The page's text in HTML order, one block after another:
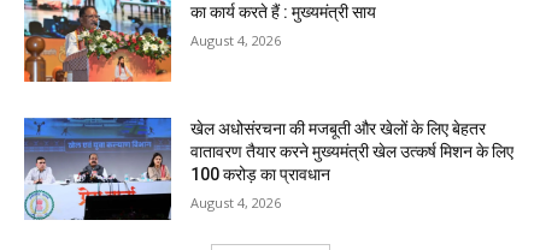
का कार्य करते हैं : मुख्यमंत्री साय
August 4, 2026
खेल अधोसंरचना की मजबूती और खेलों के लिए बेहतर
वातावरण तैयार करने मुख्यमंत्री खेल उत्कर्ष मिशन के लिए
100 करोड़ का प्रावधान
August 4, 2026